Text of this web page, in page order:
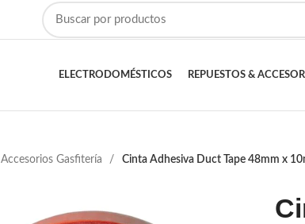
ELECTRODOMÉSTICOS REPUESTOS &
Accesorios Gasfitería Cinta Adhesiva Duct Tape 48mm x